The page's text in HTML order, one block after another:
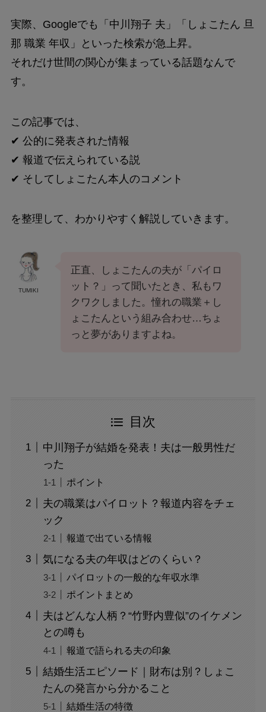
実際、Googleでも「中川翔子 夫」「しょこたん 旦
那 職業 年収」といった検索が急上昇。
それだけ世間の関心が集まっている話題なんで
す。
この記事では、
✔ 公的に発表された情報
✔ 報道で伝えられている説
✔ そしてしょこたん本人のコメント
を整理して、わかりやすく解説していきます。
TUMIKI
正直、しょこたんの夫が「パイロ
ット？」って聞いたとき、私もワ
クワクしました。憧れの職業＋し
ょこたんという組み合わせ…ちょ
っと夢がありますよね。
目次
中川翔子が結婚を発表！夫は一般男性だ
った
ポイント
夫の職業はパイロット？報道内容をチェ
ック
報道で出ている情報
気になる夫の年収はどのくらい？
パイロットの一般的な年収水準
ポイントまとめ
夫はどんな人柄？“竹野内豊似”のイケメン
との噂も
報道で語られる夫の印象
結婚生活エピソード｜財布は別？しょこ
たんの発言から分かること
結婚生活の特徴